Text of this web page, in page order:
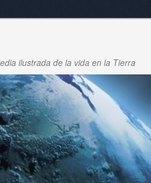
ilustrada de la vida en la Tierra